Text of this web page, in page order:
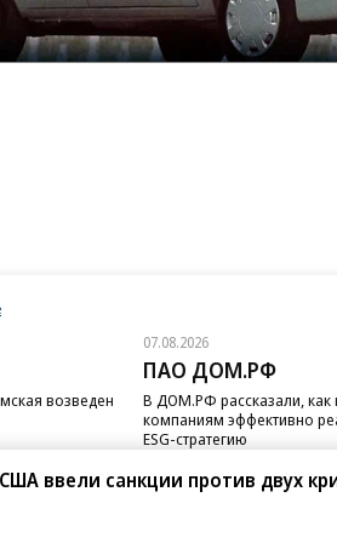
возведен
07.08.2026
ПАО ДОМ.РФ
В ДОМ.РФ рассказали, как
компаниям эффективно
ESG-стратегию
США ввели санкции против двух